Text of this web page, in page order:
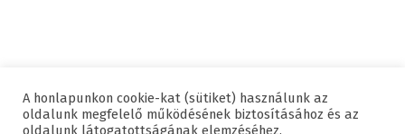
© 2020 SWISSCHAM | ALL RIGHTS RESERVED
A honlapunkon cookie-kat (sütiket) használunk az
oldalunk megfelelő működésének biztosításához és az
oldalunk látogatottságának elemzéséhez.